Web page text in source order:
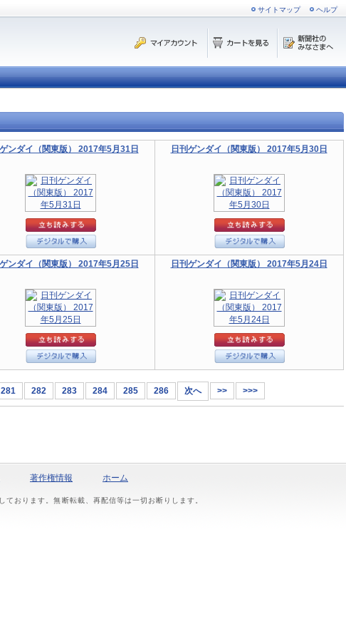
サイトマップ ヘルプ
ンダイ（関東版） 2017年5月31日 日刊ゲンダイ（関東版） 2017年5月30日
ンダイ（関東版） 2017年5月25日 日刊ゲンダイ（関東版） 2017年5月24日
281 282 283 284 285 286 次へ >> >>>
著作権情報 ホーム
おります。無断転載、再配信等は一切お断りします。